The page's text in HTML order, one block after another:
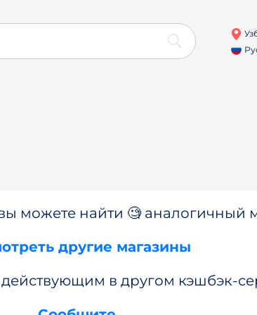
можете найти 🧐 аналогичный
другие магазины
в другом кэшбэк-